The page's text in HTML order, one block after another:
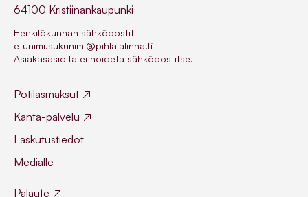
64100 Kristiinankaupunki
Henkilökunnan sähköpostit
etunimi.sukunimi@pihlajalinna.fi
Asiakasasioita ei hoideta sähköpostitse.
Potilasmaksut
Kanta-palvelu
Laskutustiedot
Medialle
Palaute